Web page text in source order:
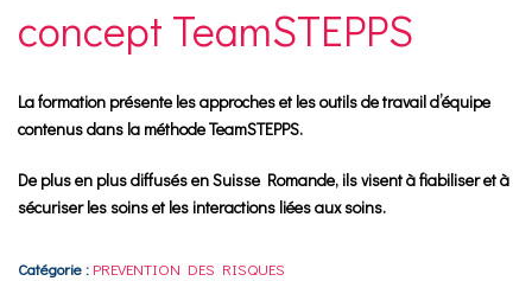
concept TeamSTEPPS
La formation présente les approches et les outils de travail d’équipe
contenus dans la méthode TeamSTEPPS.
De plus en plus diffusés en Suisse Romande, ils visent à fiabiliser et à
sécuriser les soins et les interactions liées aux soins.
Catégorie : PREVENTION DES RISQUES